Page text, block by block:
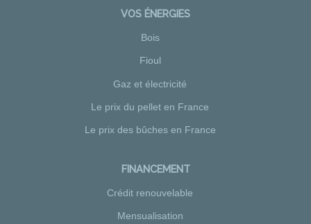
VOS ÉNERGIES
Bois
Fioul
Gaz et électricité
Le prix du pellet en France
Le prix des bûches en France
FINANCEMENT
Crédit renouvelable
Mensualisation